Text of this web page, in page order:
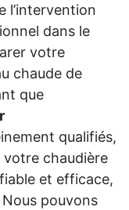
l’intervention
dans le
votre
chaude de
que
qualifiés,
votre chaudière
et efficace,
Nous pouvons